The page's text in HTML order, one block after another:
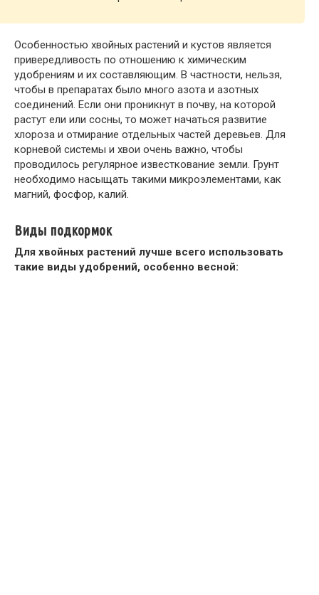
Особенностью хвойных растений и кустов является
привередливость по отношению к химическим
удобрениям и их составляющим. В частности, нельзя,
чтобы в препаратах было много азота и азотных
соединений. Если они проникнут в почву, на которой
растут ели или сосны, то может начаться развитие
хлороза и отмирание отдельных частей деревьев. Для
корневой системы и хвои очень важно, чтобы
проводилось регулярное известкование земли. Грунт
необходимо насыщать такими микроэлементами, как
магний, фосфор, калий.
Виды подкормок
Для хвойных растений лучше всего использовать
такие виды удобрений, особенно весной: